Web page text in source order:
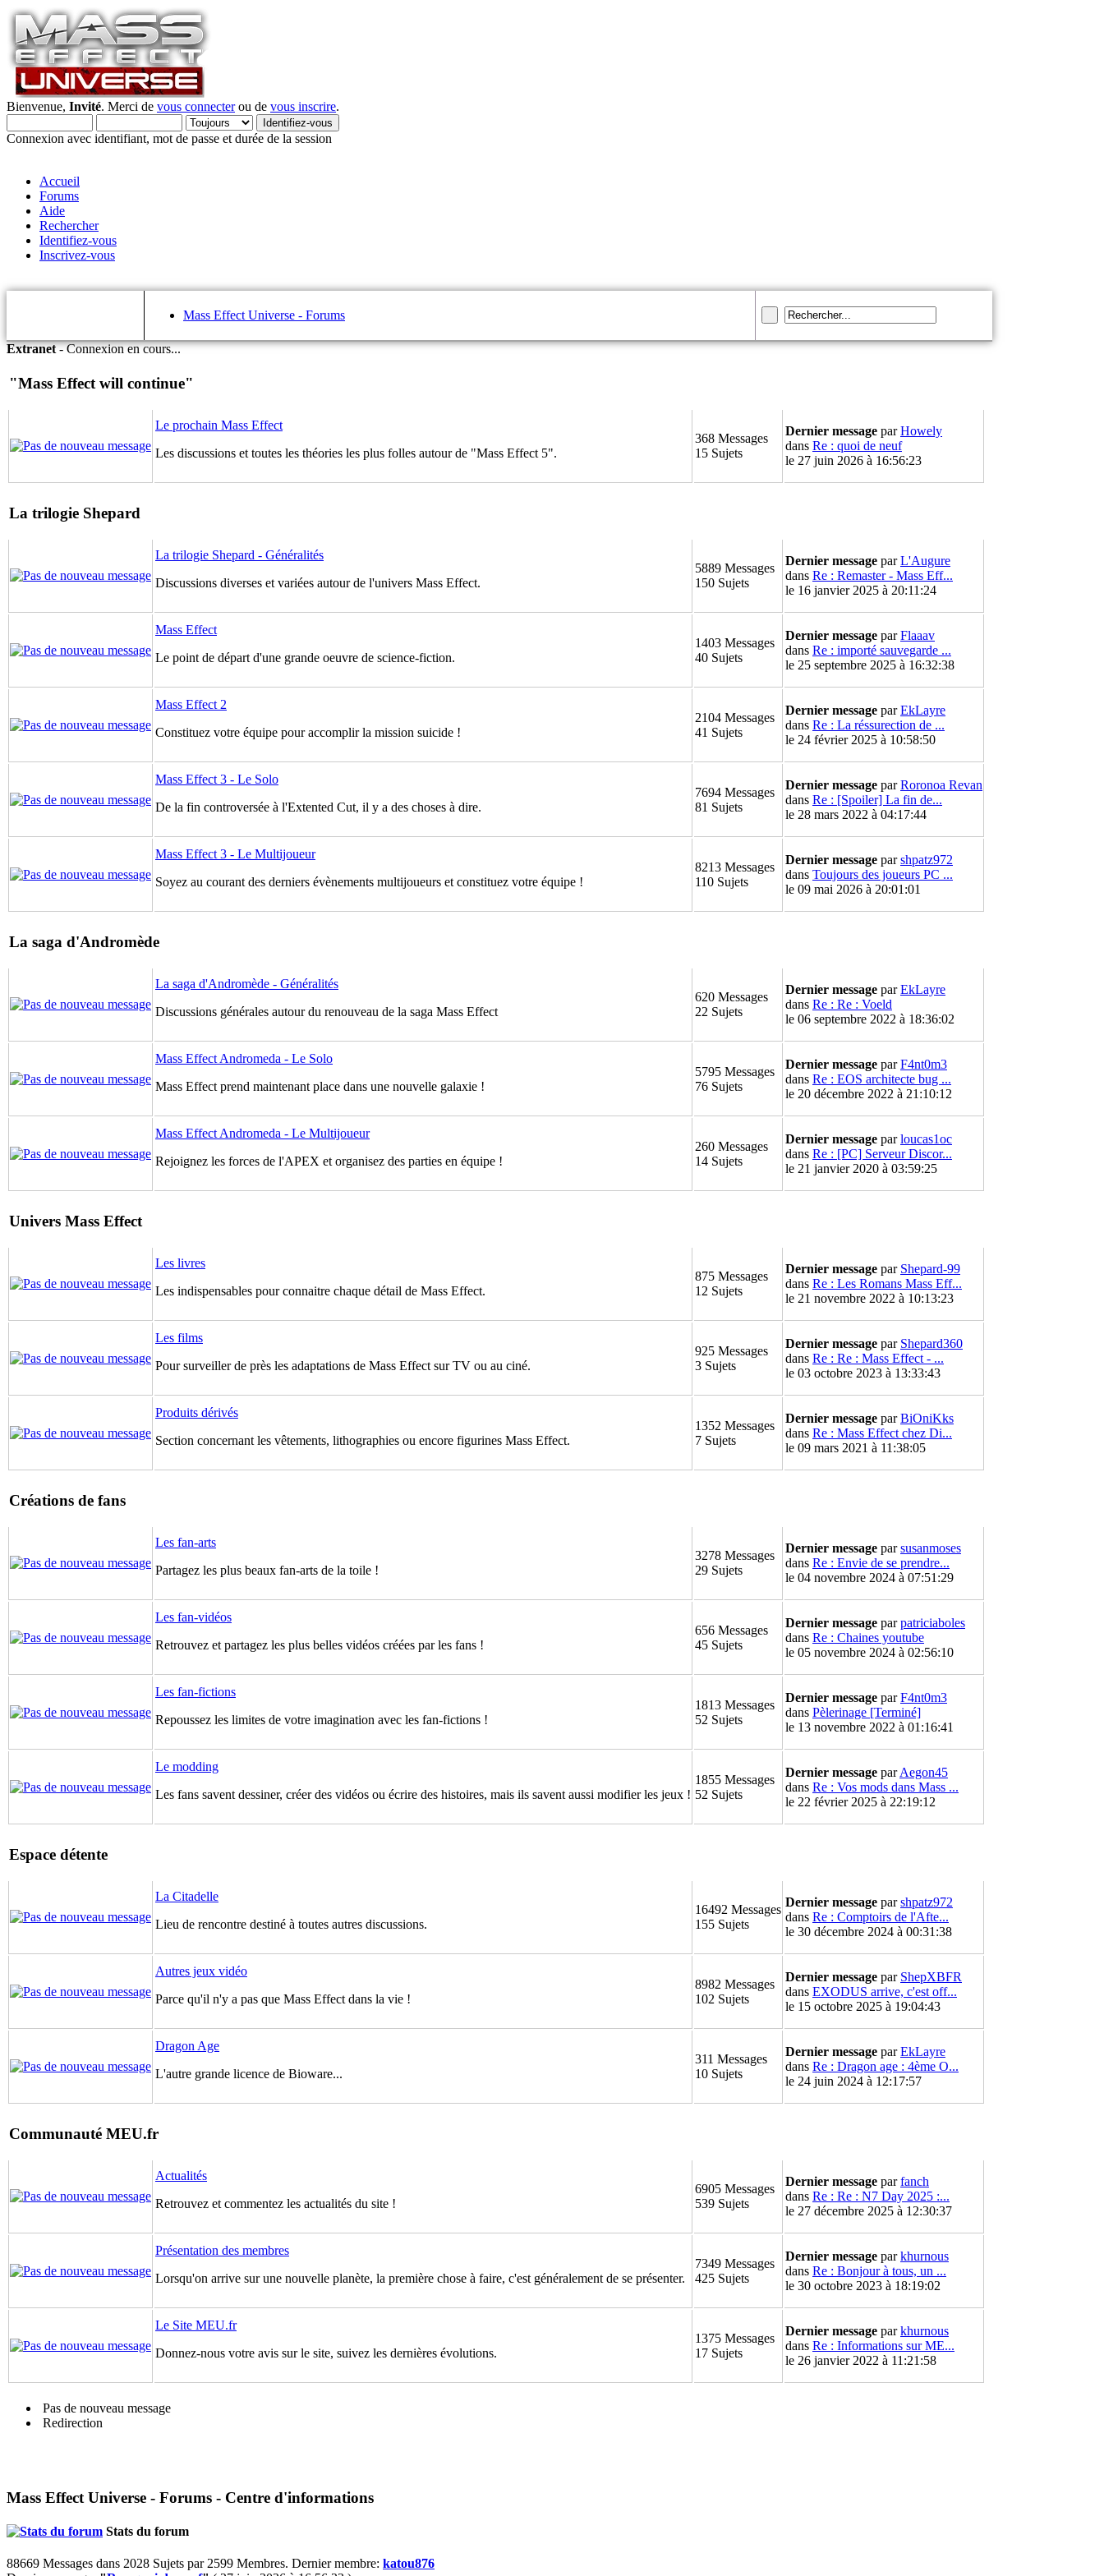
Bienvenue, Invité. Merci de vous connecterou de vous inscrire.
Connexion avec identifiant, mot de passe et durée de la session
Accueil
Forums
Aide
Rechercher
Identifiez-vous
Inscrivez-vous
Mass Effect Universe - Forums
Extranet-Connexion en cours...
"Mass Effect will continue"
Le prochain Mass Effect
Les discussions et toutes les théories les plus folles autour de "Mass Effect 5".
368 Messages
15 Sujets
Dernier message parHowely
dans Re : quoi de neuf
le 27 juin 2026 à 16:56:23
La trilogie Shepard
La trilogie Shepard - Généralités
Discussions diverses et variées autour de l'univers Mass Effect.
5889 Messages
150 Sujets
Dernier message parL'Augure
dans Re : Remaster - Mass Eff...
le 16 janvier 2025 à 20:11:24
Mass Effect
Le point de départ d'une grande oeuvre de science-fiction.
1403 Messages
40 Sujets
Dernier message parFlaaav
dans Re : importé sauvegarde ...
le 25 septembre 2025 à 16:32:38
Mass Effect 2
Constituez votre équipe pour accomplir la mission suicide !
2104 Messages
41 Sujets
Dernier message parEkLayre
dans Re : La réssurection de ...
le 24 février 2025 à 10:58:50
Mass Effect 3 - Le Solo
De la fin controversée à l'Extented Cut, il y a des choses à dire.
7694 Messages
81 Sujets
Dernier message parRoronoa Revan
dans Re : [Spoiler] La fin de...
le 28 mars 2022 à 04:17:44
Mass Effect 3 - Le Multijoueur
Soyez au courant des derniers évènements multijoueurs et constituez votre équipe !
8213 Messages
110 Sujets
Dernier message parshpatz972
dans Toujours des joueurs PC ...
le 09 mai 2026 à 20:01:01
La saga d'Andromède
La saga d'Andromède - Généralités
Discussions générales autour du renouveau de la saga Mass Effect
620 Messages
22 Sujets
Dernier message parEkLayre
dans Re : Re : Voeld
le 06 septembre 2022 à 18:36:02
Mass Effect Andromeda - Le Solo
Mass Effect prend maintenant place dans une nouvelle galaxie !
5795 Messages
76 Sujets
Dernier message parF4nt0m3
dans Re : EOS architecte bug ...
le 20 décembre 2022 à 21:10:12
Mass Effect Andromeda - Le Multijoueur
Rejoignez les forces de l'APEX et organisez des parties en équipe !
260 Messages
14 Sujets
Dernier message parloucas1oc
dans Re : [PC] Serveur Discor...
le 21 janvier 2020 à 03:59:25
Univers Mass Effect
Les livres
Les indispensables pour connaitre chaque détail de Mass Effect.
875 Messages
12 Sujets
Dernier message par Shepard-99
dans Re : Les Romans Mass Eff...
le 21 novembre 2022 à 10:13:23
Les films
Pour surveiller de près les adaptations de Mass Effect sur TV ou au ciné.
925 Messages
3 Sujets
Dernier message par Shepard360
dans Re : Re : Mass Effect - ...
le 03 octobre 2023 à 13:33:43
Produits dérivés
Section concernant les vêtements, lithographies ou encore figurines Mass Effect.
1352 Messages
7 Sujets
Dernier message parBiOniKks
dans Re : Mass Effect chez Di...
le 09 mars 2021 à 11:38:05
Créations de fans
Les fan-arts
Partagez les plus beaux fan-arts de la toile !
3278 Messages
29 Sujets
Dernier message parsusanmoses
dans Re : Envie de se prendre...
le 04 novembre 2024 à 07:51:29
Les fan-vidéos
Retrouvez et partagez les plus belles vidéos créées par les fans !
656 Messages
45 Sujets
Dernier message parpatriciaboles
dans Re : Chaines youtube
le 05 novembre 2024 à 02:56:10
Les fan-fictions
Repoussez les limites de votre imagination avec les fan-fictions !
1813 Messages
52 Sujets
Dernier message parF4nt0m3
dans Pèlerinage [Terminé]
le 13 novembre 2022 à 01:16:41
Le modding
Les fans savent dessiner, créer des vidéos ou écrire des histoires, mais ils savent aussi modifier les jeux !
1855 Messages
52 Sujets
Dernier message parAegon45
dans Re : Vos mods dans Mass ...
le 22 février 2025 à 22:19:12
Espace détente
La Citadelle
Lieu de rencontre destiné à toutes autres discussions.
16492 Messages
155 Sujets
Dernier message parshpatz972
dans Re : Comptoirs de l'Afte...
le 30 décembre 2024 à 00:31:38
Autres jeux vidéo
Parce qu'il n'y a pas que Mass Effect dans la vie !
8982 Messages
102 Sujets
Dernier message par ShepXBFR
dans EXODUS arrive, c'est off...
le 15 octobre 2025 à 19:04:43
Dragon Age
L'autre grande licence de Bioware...
311 Messages
10 Sujets
Dernier message parEkLayre
dans Re : Dragon age : 4ème O...
le 24 juin 2024 à 12:17:57
Communauté MEU.fr
Actualités
Retrouvez et commentez les actualités du site !
6905 Messages
539 Sujets
Dernier message parfanch
dans Re : Re : N7 Day 2025 :...
le 27 décembre 2025 à 12:30:37
Présentation des membres
Lorsqu'on arrive sur une nouvelle planète, la première chose à faire, c'est généralement de se présenter.
7349 Messages
425 Sujets
Dernier message parkhurnous
dans Re : Bonjour à tous, un ...
le 30 octobre 2023 à 18:19:02
Le Site MEU.fr
Donnez-nous votre avis sur le site, suivez les dernières évolutions.
1375 Messages
17 Sujets
Dernier message parkhurnous
dans Re : Informations sur ME...
le 26 janvier 2022 à 11:21:58
Pas de nouveau message
Redirection
Mass Effect Universe - Forums - Centre d'informations
Stats du forum
88669 Messages dans 2028 Sujets par 2599 Membres. Dernier membre: katou876